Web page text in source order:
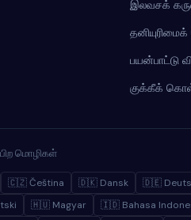
இலவசக்
பயன்பாட்டு
குக்கீக்
பிற மொழிகள்
🇨🇿 Čeština 🇩🇰 Dansk 🇩🇪
🇭🇺 Magyar 🇮🇩 Bahasa